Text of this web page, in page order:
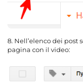
8. Nell’elenco dei post
pagina con il video: